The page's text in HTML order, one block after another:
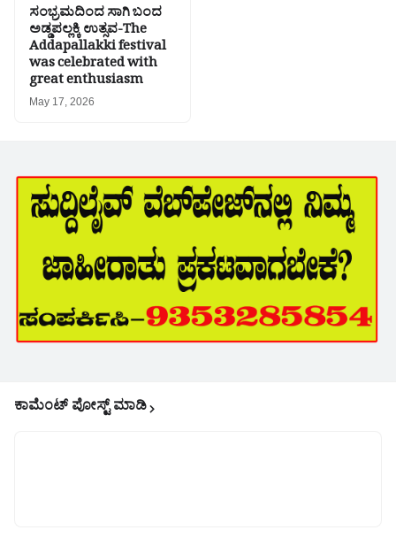
ಸಂಭ್ರಮದಿಂದ ಸಾಗಿ ಬಂದ
ಅಡ್ಡಪಲ್ಲಕ್ಕಿ ಉತ್ಸವ-The
Addapallakki festival
was celebrated with
great enthusiasm
May 17, 2026
ಕಾಮೆಂಟ್‌‌ ಪೋಸ್ಟ್‌ ಮಾಡಿ